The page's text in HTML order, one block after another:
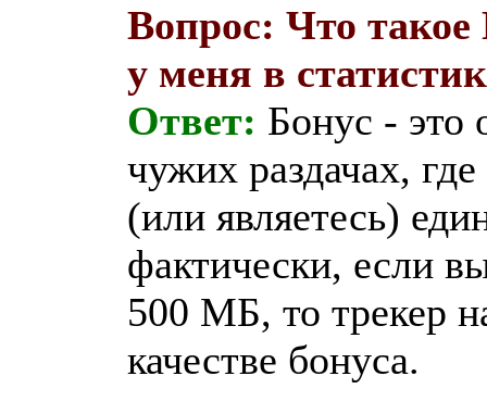
Вопрос: Что такое
у меня в
Ответ: Бонус - это
чужих раздачах,
(или являетесь)
фактически, если
500 МБ, то трекер
качестве бонуса.